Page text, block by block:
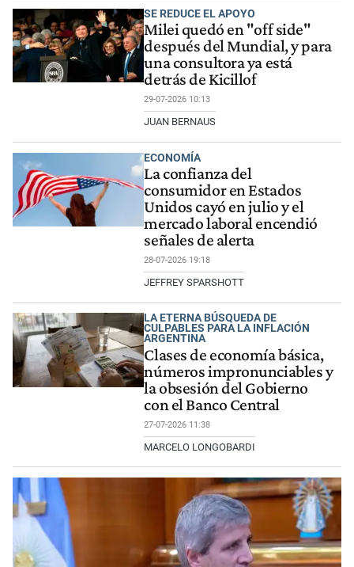
SE REDUCE EL APOYO
Milei quedó en "off side"
después del Mundial, y para
una consultora ya está
detrás de Kicillof
29-07-2026 10:13
JUAN BERNAUS
ECONOMÍA
La confianza del
consumidor en Estados
Unidos cayó en julio y el
mercado laboral encendió
señales de alerta
28-07-2026 19:18
JEFFREY SPARSHOTT
LA ETERNA BÚSQUEDA DE
CULPABLES PARA LA INFLACIÓN
ARGENTINA
Clases de economía básica,
números impronunciables y
la obsesión del Gobierno
con el Banco Central
27-07-2026 11:38
MARCELO LONGOBARDI